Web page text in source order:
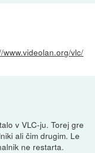
www.videolan.org/vlc/
v VLC-ju. Torej gre
ali čim drugim. Le
ne restarta.